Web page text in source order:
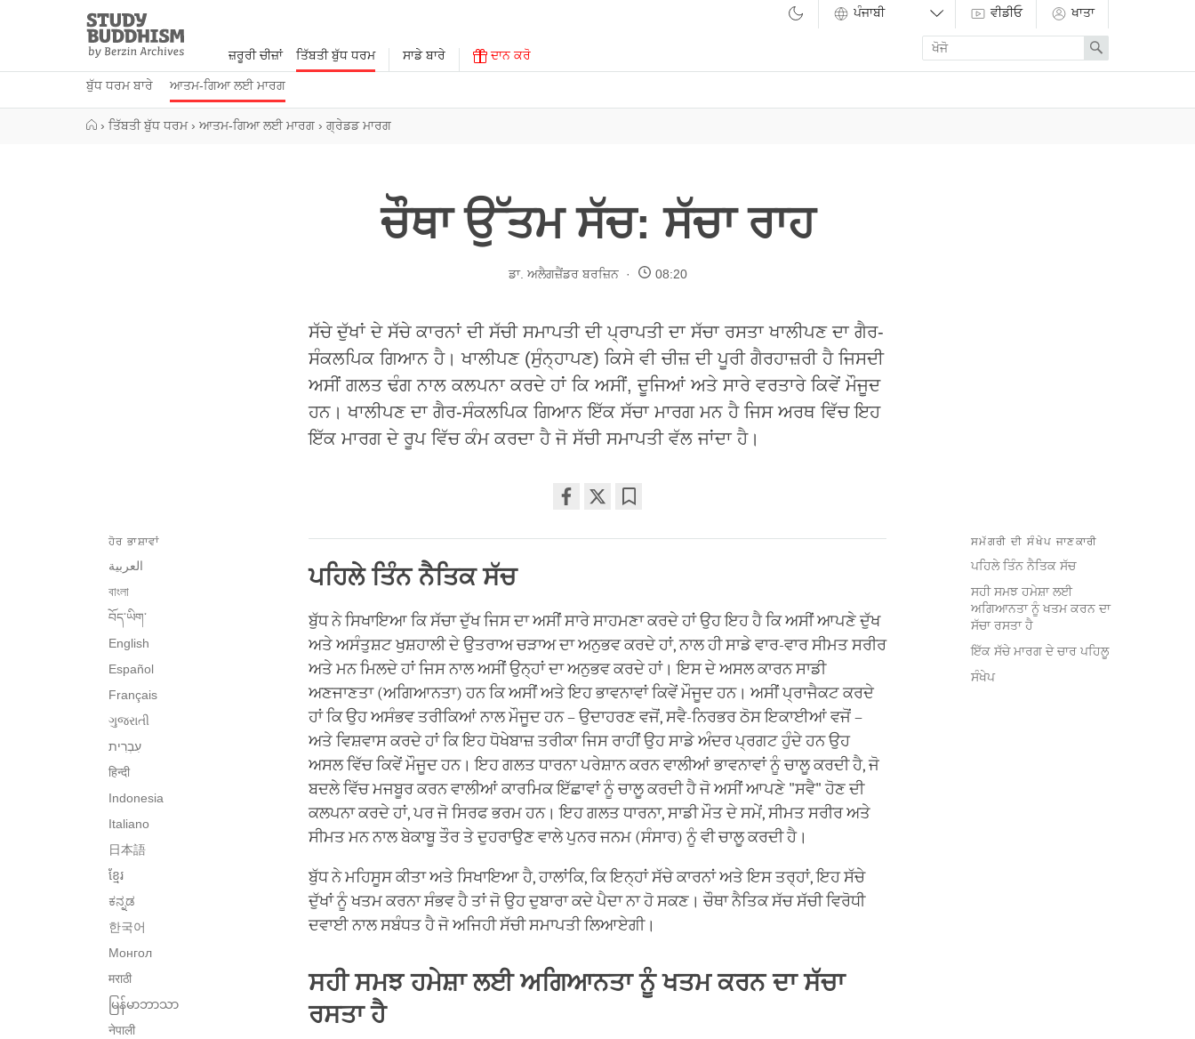
Study
Buddhism
Home
ਜ਼ਰੂਰੀ ਚੀਜ਼ਾਂ ਤਿੱਬਤੀ ਬੁੱਧ ਧਰਮ
ਬੁੱਧ ਧਰਮ ਬਾਰੇ ਆਤਮ-ਗਿਆ ਲਈ ਮਾਰਗ
ਸਾਡੇ ਬਾਰੇ ਦਾਨ ਕਰੋ
ਵੀਡੀਓ ਖਾਤਾ
Enter
search
term
Search
› ਤਿੱਬਤੀ ਬੁੱਧ ਧਰਮ › ਆਤਮ-ਗਿਆ ਲਈ ਮਾਰਗ › ਗ੍ਰੇਡਡ ਮਾਰਗ
ਚੌਥਾ ਉੱਤਮ ਸੱਚ: ਸੱਚਾ ਰਾਹ
ਡਾ. ਅਲੈਗਜ਼ੈਂਡਰ ਬਰਜ਼ਿਨ 08:20
ਸੱਚੇ ਦੁੱਖਾਂ ਦੇ ਸੱਚੇ ਕਾਰਨਾਂ ਦੀ ਸੱਚੀ ਸਮਾਪਤੀ ਦੀ ਪ੍ਰਾਪਤੀ ਦਾ ਸੱਚਾ ਰਸਤਾ ਖਾਲੀਪਣ ਦਾ ਗੈਰ-
ਸੰਕਲਪਿਕ ਗਿਆਨ ਹੈ। ਖਾਲੀਪਣ (ਸੁੰਨ੍ਹਾਪਣ) ਕਿਸੇ ਵੀ ਚੀਜ਼ ਦੀ ਪੂਰੀ ਗੈਰਹਾਜ਼ਰੀ ਹੈ ਜਿਸਦੀ
ਅਸੀਂ ਗਲਤ ਢੰਗ ਨਾਲ ਕਲਪਨਾ ਕਰਦੇ ਹਾਂ ਕਿ ਅਸੀਂ, ਦੂਜਿਆਂ ਅਤੇ ਸਾਰੇ ਵਰਤਾਰੇ ਕਿਵੇਂ ਮੌਜੂਦ
ਹਨ। ਖਾਲੀਪਣ ਦਾ ਗੈਰ-ਸੰਕਲਪਿਕ ਗਿਆਨ ਇੱਕ ਸੱਚਾ ਮਾਰਗ ਮਨ ਹੈ ਜਿਸ ਅਰਥ ਵਿੱਚ ਇਹ
ਇੱਕ ਮਾਰਗ ਦੇ ਰੂਪ ਵਿੱਚ ਕੰਮ ਕਰਦਾ ਹੈ ਜੋ ਸੱਚੀ ਸਮਾਪਤੀ ਵੱਲ ਜਾਂਦਾ ਹੈ।
on
ਸਮੱਗਰੀ ਦੀ ਸੰਖੇਪ ਜਾਣਕਾਰੀ
ਪਹਿਲੇ ਤਿੰਨ ਨੈਤਿਕ ਸੱਚ
ਸਹੀ ਸਮਝ ਹਮੇਸ਼ਾ ਲਈ
ਅਗਿਆਨਤਾ ਨੂੰ ਖਤਮ ਕਰਨ ਦਾ
ਸੱਚਾ ਰਸਤਾ ਹੈ
ਇੱਕ ਸੱਚੇ ਮਾਰਗ ਦੇ ਚਾਰ ਪਹਿਲੂ
ਸੰਖੇਪ
ਹੋਰ ਭਾਸ਼ਾਵਾਂ
العربية
বাংলা
བོད་ཡིག་
English
Español
Français
ગુજરાતી
हिन्दी
Indonesia
Italiano
日本語
ខ្មែរ
ಕನ್ನಡ
한국어
Монгол
मराठी
မြန်မာဘာသာ
नेपाली
ਪਹਿਲੇ ਤਿੰਨ ਨੈਤਿਕ ਸੱਚ
ਬੁੱਧ ਨੇ ਸਿਖਾਇਆ ਕਿ ਸੱਚਾ ਦੁੱਖ ਜਿਸ ਦਾ ਅਸੀਂ ਸਾਰੇ ਸਾਹਮਣਾ ਕਰਦੇ ਹਾਂ ਉਹ ਇਹ ਹੈ ਕਿ ਅਸੀਂ ਆਪਣੇ ਦੁੱਖ
ਅਤੇ ਅਸੰਤੁਸ਼ਟ ਖੁਸ਼ਹਾਲੀ ਦੇ ਉਤਰਾਅ ਚੜਾਅ ਦਾ ਅਨੁਭਵ ਕਰਦੇ ਹਾਂ, ਨਾਲ ਹੀ ਸਾਡੇ ਵਾਰ-ਵਾਰ ਸੀਮਤ ਸਰੀਰ
ਅਤੇ ਮਨ ਮਿਲਦੇ ਹਾਂ ਜਿਸ ਨਾਲ ਅਸੀਂ ਉਨ੍ਹਾਂ ਦਾ ਅਨੁਭਵ ਕਰਦੇ ਹਾਂ। ਇਸ ਦੇ ਅਸਲ ਕਾਰਨ ਸਾਡੀ
ਅਣਜਾਣਤਾ (ਅਗਿਆਨਤਾ) ਹਨ ਕਿ ਅਸੀਂ ਅਤੇ ਇਹ ਭਾਵਨਾਵਾਂ ਕਿਵੇਂ ਮੌਜੂਦ ਹਨ। ਅਸੀਂ ਪ੍ਰਾਜੈਕਟ ਕਰਦੇ
ਹਾਂ ਕਿ ਉਹ ਅਸੰਭਵ ਤਰੀਕਿਆਂ ਨਾਲ ਮੌਜੂਦ ਹਨ – ਉਦਾਹਰਣ ਵਜੋਂ, ਸਵੈ-ਨਿਰਭਰ ਠੋਸ ਇਕਾਈਆਂ ਵਜੋਂ –
ਅਤੇ ਵਿਸ਼ਵਾਸ ਕਰਦੇ ਹਾਂ ਕਿ ਇਹ ਧੋਖੇਬਾਜ਼ ਤਰੀਕਾ ਜਿਸ ਰਾਹੀਂ ਉਹ ਸਾਡੇ ਅੰਦਰ ਪ੍ਰਗਟ ਹੁੰਦੇ ਹਨ ਉਹ
ਅਸਲ ਵਿੱਚ ਕਿਵੇਂ ਮੌਜੂਦ ਹਨ। ਇਹ ਗਲਤ ਧਾਰਨਾ ਪਰੇਸ਼ਾਨ ਕਰਨ ਵਾਲੀਆਂ ਭਾਵਨਾਵਾਂ ਨੂੰ ਚਾਲੂ ਕਰਦੀ ਹੈ, ਜੋ
ਬਦਲੇ ਵਿੱਚ ਮਜਬੂਰ ਕਰਨ ਵਾਲੀਆਂ ਕਾਰਮਿਕ ਇੱਛਾਵਾਂ ਨੂੰ ਚਾਲੂ ਕਰਦੀ ਹੈ ਜੋ ਅਸੀਂ ਆਪਣੇ "ਸਵੈ" ਹੋਣ ਦੀ
ਕਲਪਨਾ ਕਰਦੇ ਹਾਂ, ਪਰ ਜੋ ਸਿਰਫ ਭਰਮ ਹਨ। ਇਹ ਗਲਤ ਧਾਰਨਾ, ਸਾਡੀ ਮੌਤ ਦੇ ਸਮੇਂ, ਸੀਮਤ ਸਰੀਰ ਅਤੇ
ਸੀਮਤ ਮਨ ਨਾਲ ਬੇਕਾਬੂ ਤੌਰ ਤੇ ਦੁਹਰਾਉਣ ਵਾਲੇ ਪੁਨਰ ਜਨਮ (ਸੰਸਾਰ) ਨੂੰ ਵੀ ਚਾਲੂ ਕਰਦੀ ਹੈ।
ਬੁੱਧ ਨੇ ਮਹਿਸੂਸ ਕੀਤਾ ਅਤੇ ਸਿਖਾਇਆ ਹੈ, ਹਾਲਾਂਕਿ, ਕਿ ਇਨ੍ਹਾਂ ਸੱਚੇ ਕਾਰਨਾਂ ਅਤੇ ਇਸ ਤਰ੍ਹਾਂ, ਇਹ ਸੱਚੇ
ਦੁੱਖਾਂ ਨੂੰ ਖਤਮ ਕਰਨਾ ਸੰਭਵ ਹੈ ਤਾਂ ਜੋ ਉਹ ਦੁਬਾਰਾ ਕਦੇ ਪੈਦਾ ਨਾ ਹੋ ਸਕਣ। ਚੌਥਾ ਨੈਤਿਕ ਸੱਚ ਸੱਚੀ ਵਿਰੋਧੀ
ਦਵਾਈ ਨਾਲ ਸਬੰਧਤ ਹੈ ਜੋ ਅਜਿਹੀ ਸੱਚੀ ਸਮਾਪਤੀ ਲਿਆਏਗੀ।
ਸਹੀ ਸਮਝ ਹਮੇਸ਼ਾ ਲਈ ਅਗਿਆਨਤਾ ਨੂੰ ਖਤਮ ਕਰਨ ਦਾ ਸੱਚਾ
ਰਸਤਾ ਹੈ